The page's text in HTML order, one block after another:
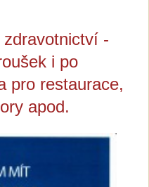
-
i po
pro restaurace,
apod.